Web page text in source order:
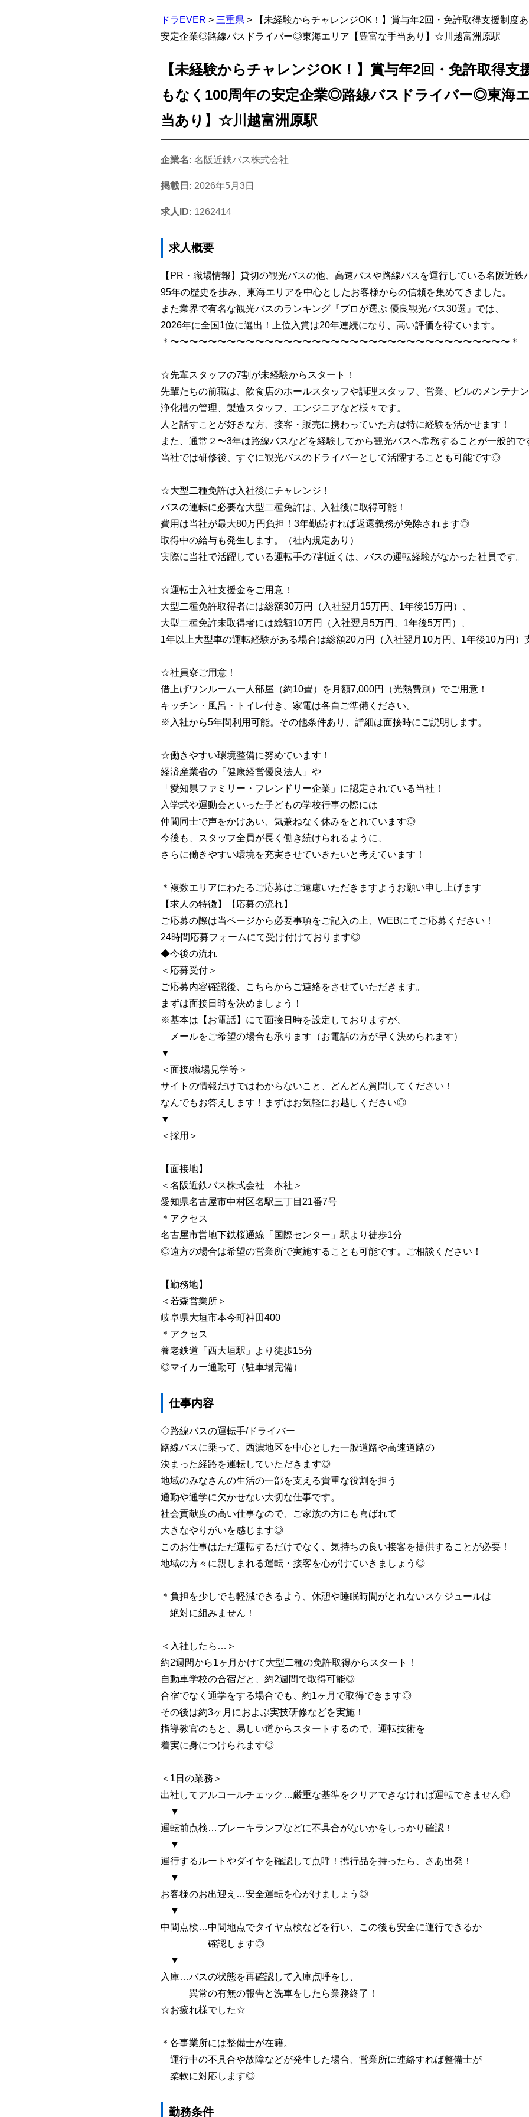
ドラEVER > 三重県 >
【未経験からチャレンジOK！】賞与年2回・免許取得支援制度
安定企業◎路線バスドライバー◎東海エリア【豊富な手当あり】☆川越富洲原駅
【未経験からチャレンジOK！】賞与年2回・免許取得
もなく100周年の安定企業◎路線バスドライバー◎東海
当あり】☆川越富洲原駅
企業名: 名阪近鉄バス株式会社
掲載日: 2026年5月3日
求人ID: 1262414
求人概要
【PR・職場情報】貸切の観光バスの他、高速バスや路線バスを運行している名阪近鉄
95年の歴史を歩み、東海エリアを中心としたお客様からの信頼を集めてきました。
また業界で有名な観光バスのランキング『プロが選ぶ 優良観光バス30選』では、
2026年に全国1位に選出！上位入賞は20年連続になり、高い評価を得ています。
＊〜〜〜〜〜〜〜〜〜〜〜〜〜〜〜〜〜〜〜〜〜〜〜〜〜〜〜〜〜〜〜〜〜〜〜〜＊
☆先輩スタッフの7割が未経験からスタート！
先輩たちの前職は、飲食店のホールスタッフや調理スタッフ、営業、ビルのメンテナ
浄化槽の管理、製造スタッフ、エンジニアなど様々です。
人と話すことが好きな方、接客・販売に携わっていた方は特に経験を活かせます！
また、通常２〜3年は路線バスなどを経験してから観光バスへ常務することが一般的
当社では研修後、すぐに観光バスのドライバーとして活躍することも可能です◎
☆大型二種免許は入社後にチャレンジ！
バスの運転に必要な大型二種免許は、入社後に取得可能！
費用は当社が最大80万円負担！3年勤続すれば返還義務が免除されます◎
取得中の給与も発生します。（社内規定あり）
実際に当社で活躍している運転手の7割近くは、バスの運転経験がなかった社員です。
☆運転士入社支援金をご用意！
大型二種免許取得者には総額30万円（入社翌月15万円、1年後15万円）、
大型二種免許未取得者には総額10万円（入社翌月5万円、1年後5万円）、
1年以上大型車の運転経験がある場合は総額20万円（入社翌月10万円、1年後10万円
☆社員寮ご用意！
借上げワンルーム一人部屋（約10畳）を月額7,000円（光熱費別）でご用意！
キッチン・風呂・トイレ付き。家電は各自ご準備ください。
※入社から5年間利用可能。その他条件あり、詳細は面接時にご説明します。
☆働きやすい環境整備に努めています！
経済産業省の「健康経営優良法人」や
「愛知県ファミリー・フレンドリー企業」に認定されている当社！
入学式や運動会といった子どもの学校行事の際には
仲間同士で声をかけあい、気兼ねなく休みをとれています◎
今後も、スタッフ全員が長く働き続けられるように、
さらに働きやすい環境を充実させていきたいと考えています！
＊複数エリアにわたるご応募はご遠慮いただきますようお願い申し上げます
【求人の特徴】【応募の流れ】
ご応募の際は当ページから必要事項をご記入の上、WEBにてご応募ください！
24時間応募フォームにて受け付けております◎
◆今後の流れ
＜応募受付＞
ご応募内容確認後、こちらからご連絡をさせていただきます。
まずは面接日時を決めましょう！
※基本は【お電話】にて面接日時を設定しておりますが、
メールをご希望の場合も承ります（お電話の方が早く決められます）
▼
＜面接/職場見学等＞
サイトの情報だけではわからないこと、どんどん質問してください！
なんでもお答えします！まずはお気軽にお越しください◎
▼
＜採用＞
【面接地】
＜名阪近鉄バス株式会社 本社＞
愛知県名古屋市中村区名駅三丁目21番7号
＊アクセス
名古屋市営地下鉄桜通線「国際センター」駅より徒歩1分
◎遠方の場合は希望の営業所で実施することも可能です。ご相談ください！
【勤務地】
＜若森営業所＞
岐阜県大垣市本今町神田400
＊アクセス
養老鉄道「西大垣駅」より徒歩15分
◎マイカー通勤可（駐車場完備）
仕事内容
◇路線バスの運転手/ドライバー
路線バスに乗って、西濃地区を中心とした一般道路や高速道路の
決まった経路を運転していただきます◎
地域のみなさんの生活の一部を支える貴重な役割を担う
通勤や通学に欠かせない大切な仕事です。
社会貢献度の高い仕事なので、ご家族の方にも喜ばれて
大きなやりがいを感じます◎
このお仕事はただ運転するだけでなく、気持ちの良い接客を提供することが必要！
地域の方々に親しまれる運転・接客を心がけていきましょう◎
＊負担を少しでも軽減できるよう、休憩や睡眠時間がとれないスケジュールは
絶対に組みません！
＜入社したら…＞
約2週間から1ヶ月かけて大型二種の免許取得からスタート！
自動車学校の合宿だと、約2週間で取得可能◎
合宿でなく通学をする場合でも、約1ヶ月で取得できます◎
その後は約3ヶ月におよぶ実技研修などを実施！
指導教官のもと、易しい道からスタートするので、運転技術を
着実に身につけられます◎
＜1日の業務＞
出社してアルコールチェック…厳重な基準をクリアできなければ運転できません◎
▼
運転前点検…ブレーキランプなどに不具合がないかをしっかり確認！
▼
運行するルートやダイヤを確認して点呼！携行品を持ったら、さあ出発！
▼
お客様のお出迎え…安全運転を心がけましょう◎
▼
中間点検…中間地点でタイヤ点検などを行い、この後も安全に運行できるか
確認します◎
▼
入庫…バスの状態を再確認して入庫点呼をし、
異常の有無の報告と洗車をしたら業務終了！
☆お疲れ様でした☆
＊各事業所には整備士が在籍。
運行中の不具合や故障などが発生した場合、営業所に連絡すれば整備士が
柔軟に対応します◎
勤務条件